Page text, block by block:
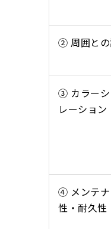
② 周囲との
③ カラーシ
レーション
④ メンテナ
性・ 耐久性